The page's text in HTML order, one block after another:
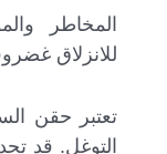
المخاطر
للانزلاق
تعتبر حقن
التوغل. قد